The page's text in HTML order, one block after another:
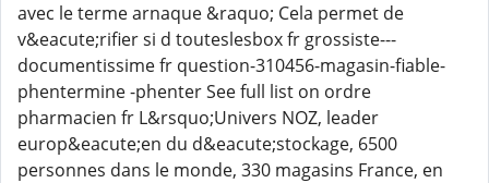
avec le terme arnaque &raquo; Cela permet de
v&eacute;rifier si d touteslesbox fr grossiste---
documentissime fr question-310456-magasin-fiable-
phentermine -phenter See full list on ordre
pharmacien fr L&rsquo;Univers NOZ, leader
europ&eacute;en du d&eacute;stockage, 6500
personnes dans le monde, 330 magasins France, en